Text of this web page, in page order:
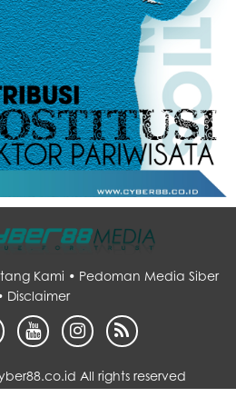
Kami • Pedoman Media Siber
Disclaimer
All rights reserved